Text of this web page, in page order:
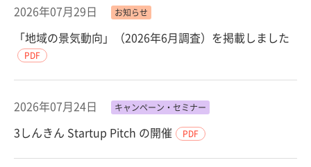
2026年07月29日 お知らせ
「地域の景気動向」（2026年6月調査）を掲載しました
PDF
2026年07月24日 キャンペーン・セミナー
3しんきん Startup Pitch の開催 PDF